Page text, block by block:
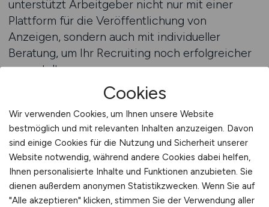
unterstützt Arbeitgeber nicht nur mit einer
Plattform für die Veröffentlichung von
Anzeigen, sondern auch mit individueller
Beratung, um Ihr Recruiting noch erfolgreicher
zu gestalten.
Das Beratungsteam analysiert Ihre bisherigen
Stellenausschreibungen und zeigt Ihnen, wie
Sie Ihre Anzeigen optimieren können –
sprachlich, strukturell und strategisch.
Pflegekräfte legen großen Wert auf klare
Aussagen, realistische Erwartungen und
wertschätzende Kommunikation. Anzeigen, die
Cookies
Wir verwenden Cookies, um Ihnen unsere Website
bestmöglich und mit relevanten Inhalten anzuzeigen. Davon
sind einige Cookies für die Nutzung und Sicherheit unserer
Website notwendig, während andere Cookies dabei helfen,
Ihnen personalisierte Inhalte und Funktionen anzubieten. Sie
dienen außerdem anonymen Statistikzwecken. Wenn Sie auf
"Alle akzeptieren" klicken, stimmen Sie der Verwendung aller